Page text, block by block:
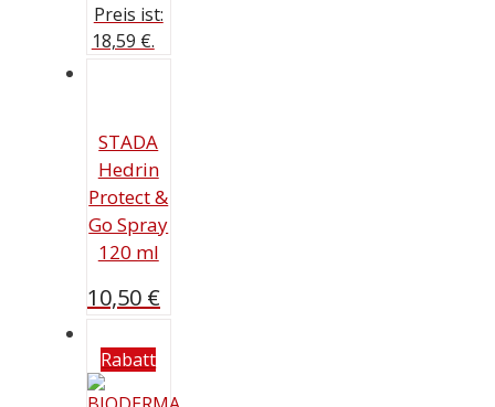
Preis ist:
18,59 €.
STADA
Hedrin
Protect &
Go Spray
120 ml
10,50 €
Rabatt